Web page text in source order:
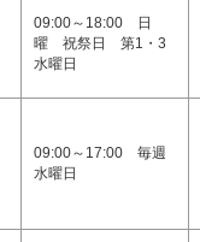
09:00～18:00 日
曜 祝祭日 第1・3
水曜日
09:00～17:00 毎週
水曜日